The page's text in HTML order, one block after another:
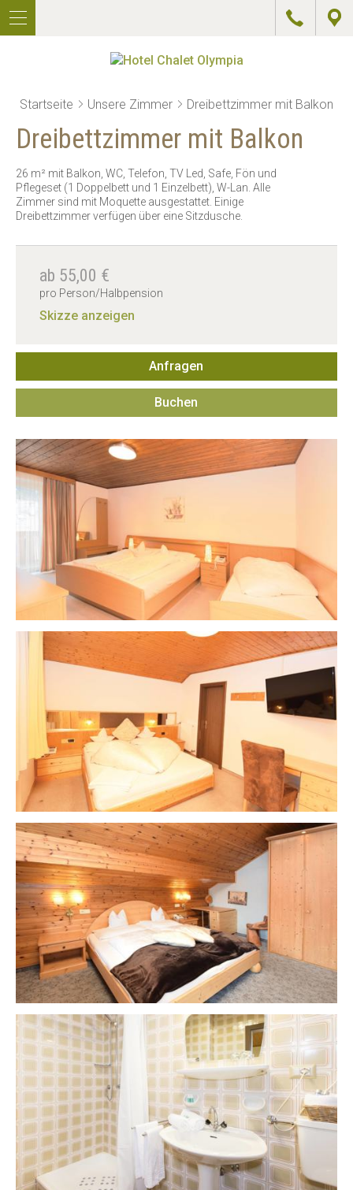
DEU
ITA
ANGEBOTE
RESTAURANT
INFO
SERVICE
Buchen
Anfragen
Startseite Unsere Zimmer Dreibettzimmer mit Balkon
Dreibettzimmer mit Balkon
26 m² mit Balkon, WC, Telefon, TV Led, Safe, Fön und
Pflegeset (1 Doppelbett und 1 Einzelbett), W-Lan. Alle
Zimmer sind mit Moquette ausgestattet. Einige
Dreibettzimmer verfügen über eine Sitzdusche.
ab 55,00 €
pro Person/Halbpension
Skizze anzeigen
Anfragen
Buchen